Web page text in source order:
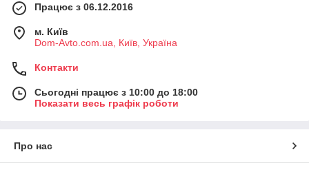
Працює з 06.12.2016
м. Київ
Dom-Avto.com.ua, Київ, Україна
Контакти
Сьогодні працює з 10:00 до 18:00
Показати весь графік роботи
Про нас